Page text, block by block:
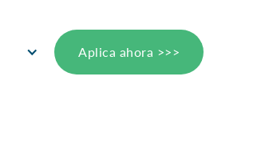
Aplica ahora >>>